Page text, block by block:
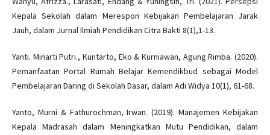
Kepala Sekolah dalam Merespon Kebijakan Pembelajaran Jarak
Jauh, dalam Jurnal Ilmiah Pendidikan Citra Bakti 8(1),1-13.
Yanti. Minarti Putri., Kuntarto, Eko & Kurniawan, Agung Rimba. (2020).
Pemanfaatan Portal Rumah Belajar Kemendikbud sebagai Model
Pembelajaran Daring di Sekolah Dasar, dalam Adi Widya 10(1), 61-68.
Yanto, Murni & Fathurochman, Irwan. (2019). Manajemen Kebijakan
Kepala Madrasah dalam Meningkatkan Mutu Pendidikan, dalam